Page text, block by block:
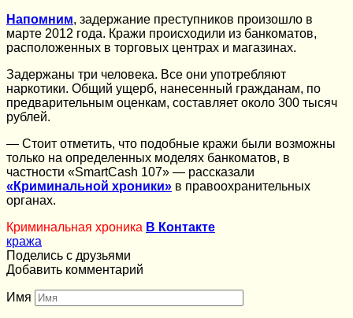
Напомним, задержание преступников произошло в
марте 2012 года. Кражи происходили из банкоматов,
расположенных в торговых центрах и магазинах.
Задержаны три человека. Все они употребляют
наркотики. Общий ущерб, нанесенный гражданам, по
предварительным оценкам, составляет около 300 тысяч
рублей.
— Стоит отметить, что подобные кражи были возможны
только на определенных моделях банкоматов, в
частности «SmartCash 107» — рассказали
«Криминальной хроники» в правоохранительных
органах.
Криминальная хроника В Контакте
кража
Поделись с друзьями
Добавить комментарий
Имя